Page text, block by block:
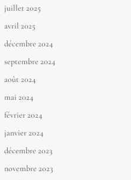
juillet 2025
avril 2025
décembre 2024
septembre 2024
août 2024
mai 2024
février 2024
janvier 2024
décembre 2023
novembre 2023